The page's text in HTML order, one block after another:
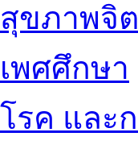
สุขภาพจิต
เพศศึกษา
โรค และ